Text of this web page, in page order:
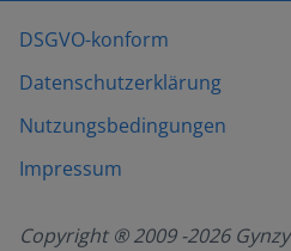
DSGVO-konform
Datenschutzerklärung
Nutzungsbedingungen
Impressum
Copyright ® 2009 -2026Gynzy